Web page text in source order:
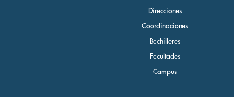
Direcciones
Coordinaciones
Bachilleres
Facultades
Campus